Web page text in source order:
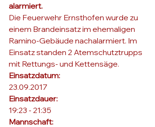
alarmiert.
Die Feuerwehr Ernsthofen wurde zu
einem Brandeinsatz im ehemaligen
Ramino-Gebäude nachalarmiert. Im
Einsatz standen 2 Atemschutztrupps
mit Rettungs- und Kettensäge.
Einsatzdatum:
23.09.2017
Einsatzdauer:
19:23 - 21:35
Mannschaft: